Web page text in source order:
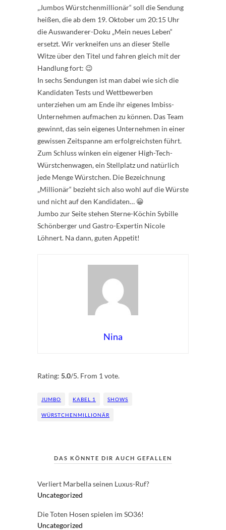
„Jumbos Würstchenmillionär“ soll die Sendung
heißen, die ab dem 19. Oktober um 20:15 Uhr
die Auswanderer-Doku „Mein neues Leben“
ersetzt. Wir verkneifen uns an dieser Stelle
Witze über den Titel und fahren gleich mit der
Handlung fort: 😉
In sechs Sendungen ist man dabei wie sich die
Kandidaten Tests und Wettbewerben
unterziehen um am Ende ihr eigenes Imbiss-
Unternehmen aufmachen zu können. Das Team
gewinnt, das sein eigenes Unternehmen in einer
gewissen Zeitspanne am erfolgreichsten führt.
Zum Schluss winken ein eigener High-Tech-
Würstchenwagen, ein Stellplatz und natürlich
jede Menge Würstchen. Die Bezeichnung
„Millionär“ bezieht sich also wohl auf die Würste
und nicht auf den Kandidaten… 😀
Jumbo zur Seite stehen Sterne-Köchin Sybille
Schönberger und Gastro-Expertin Nicole
Löhnert. Na dann, guten Appetit!
Nina
Rating: 5.0/5. From 1 vote.
JUMBO KABEL 1 SHOWS
WÜRSTCHENMILLIONÄR
DAS KÖNNTE DIR AUCH GEFALLEN
Verliert Marbella seinen Luxus-Ruf?
Uncategorized
Die Toten Hosen spielen im SO36!
Uncategorized